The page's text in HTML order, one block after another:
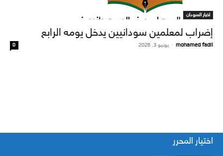
اخبار السودان
إضراب لمعلمين سودانيين يدخل يومه الرابع
mohamed fadil
- يونيو 3, 2026 0
اختيار المحرر